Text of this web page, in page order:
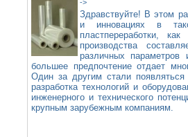
->
Здравствуйте! В этом
и инновациях в
пластпереработки,
производства
различных
большее предпочтение отдает
Один за другим стали появляться
разработка технологий и
инженерного и технического
крупным зарубежным компаниям.